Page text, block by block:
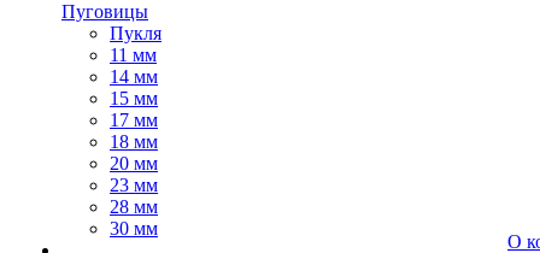
Пуговицы
Пукля
11 мм
14 мм
15 мм
17 мм
18 мм
20 мм
23 мм
28 мм
30 мм
О